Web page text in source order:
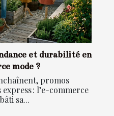
et durabilité en
mode ?
promos
: l’e-commerce
sa...